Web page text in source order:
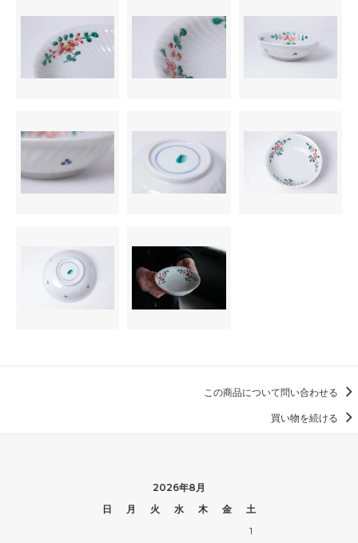
この商品について問い合わせる
買い物を続ける
2026年8月
日
月 火 水 木 金
土
1